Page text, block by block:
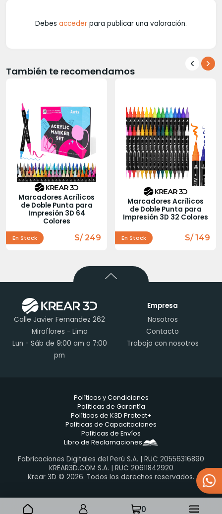
0
Debes acceder para publicar una valoración.
También te recomendamos
Marcadores Acrílicos
de Doble Punta para
Impresión 3D 64
Colores
En Stock S/ 249
Marcadores Acrílicos
de Doble Punta para
Impresión 3D 32 Colores
En Stock S/ 149
Calle Javier Fernandez 262
Miraflores - Lima
Lun - Sáb de 9:00 am a 7:00
pm
Empresa
Nosotros
Contacto
Trabaja con nosotros
Políticas y Condiciones
Políticas de Garantía
Políticas de K3D Protect+
Políticas de Capacitaciones
Políticas de Envíos
Libro de Reclamaciones
Fabricaciones Digitales del Perú S.A. | RUC 20556316890
KREAR3D.COM S.A. | RUC 20611842920
Krear 3D © 2026. Todos los derechos reservados.